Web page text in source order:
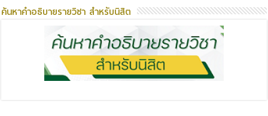
ค้นหาคำอธิบายรายวิชา สำหรับนิสิต